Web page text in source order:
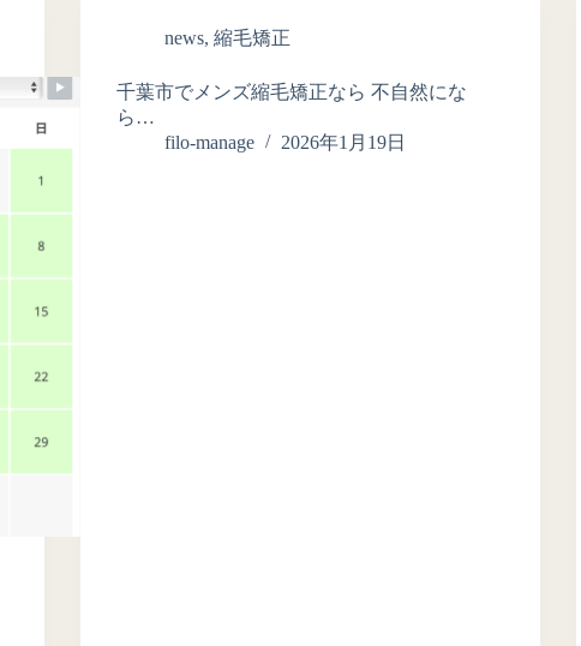
news,縮毛矯正
千葉市でメンズ縮毛矯正なら 不自然にな
ら…
filo-manage
2026年1月19日